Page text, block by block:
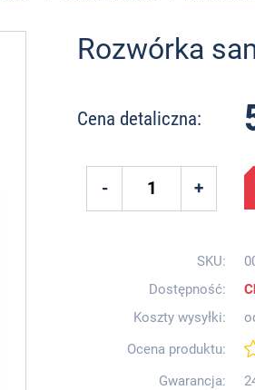
Rozwórka
Cena detaliczna:
SKU:
Dostępność:
Koszty wysyłki:
Ocena produktu:
Gwarancja: